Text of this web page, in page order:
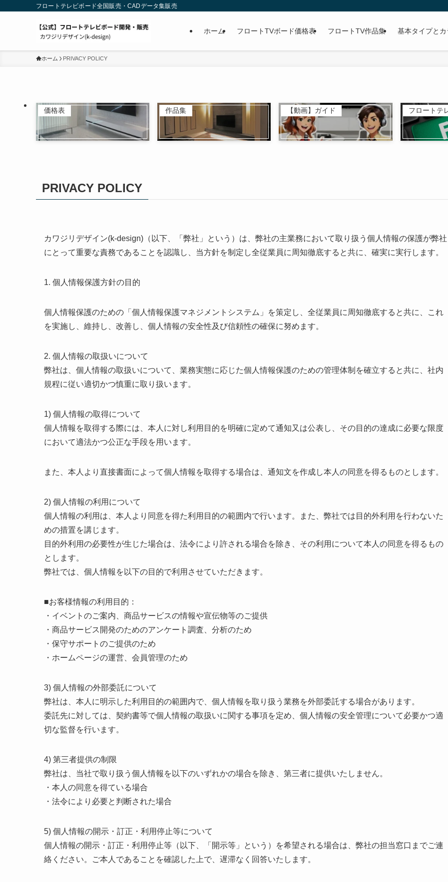
フロートテレビボード全国販売・CADデータ集販売
ホーム フロートTVボード価格表 フロートTV作品集 基本タイプとカ
ホーム PRIVACY POLICY
価格表 作品集 【動画】ガイド フロートテ
PRIVACY POLICY
カワジリデザイン(k-design)（以下、「弊社」という）は、弊社の主業務において取り扱う個人情報の保護が弊社
にとって重要な責務であることを認識し、当方針を制定し全従業員に周知徹底すると共に、確実に実行します。
1. 個人情報保護方針の目的
個人情報保護のための「個人情報保護マネジメントシステム」を策定し、全従業員に周知徹底すると共に、これ
を実施し、維持し、改善し、個人情報の安全性及び信頼性の確保に努めます。
2. 個人情報の取扱いについて
弊社は、個人情報の取扱いについて、業務実態に応じた個人情報保護のための管理体制を確立すると共に、社内
規程に従い適切かつ慎重に取り扱います。
1) 個人情報の取得について
個人情報を取得する際には、本人に対し利用目的を明確に定めて通知又は公表し、その目的の達成に必要な限度
において適法かつ公正な手段を用います。
また、本人より直接書面によって個人情報を取得する場合は、通知文を作成し本人の同意を得るものとします。
2) 個人情報の利用について
個人情報の利用は、本人より同意を得た利用目的の範囲内で行います。また、弊社では目的外利用を行わないた
めの措置を講じます。
目的外利用の必要性が生じた場合は、法令により許される場合を除き、その利用について本人の同意を得るもの
とします。
弊社では、個人情報を以下の目的で利用させていただきます。
■お客様情報の利用目的：
・イベントのご案内、商品サービスの情報や宣伝物等のご提供
・商品サービス開発のためのアンケート調査、分析のため
・保守サポートのご提供のため
・ホームページの運営、会員管理のため
3) 個人情報の外部委託について
弊社は、本人に明示した利用目的の範囲内で、個人情報を取り扱う業務を外部委託する場合があります。
委託先に対しては、契約書等で個人情報の取扱いに関する事項を定め、個人情報の安全管理について必要かつ適
切な監督を行います。
4) 第三者提供の制限
弊社は、当社で取り扱う個人情報を以下のいずれかの場合を除き、第三者に提供いたしません。
・本人の同意を得ている場合
・法令により必要と判断された場合
5) 個人情報の開示・訂正・利用停止等について
個人情報の開示・訂正・利用停止等（以下、「開示等」という）を希望される場合は、弊社の担当窓口までご連
絡ください。ご本人であることを確認した上で、遅滞なく回答いたします。